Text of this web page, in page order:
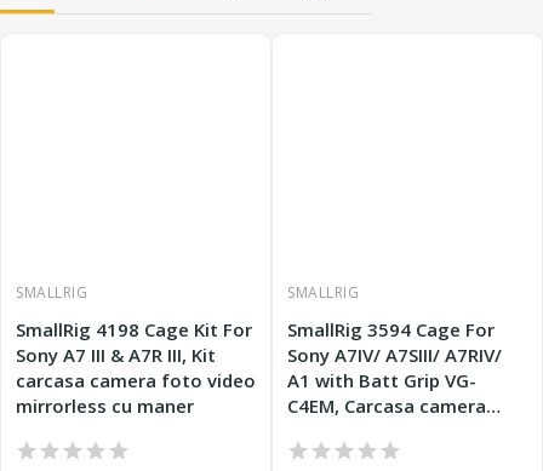
SMALLRIG
SmallRig 4198 Cage Kit For
Sony A7 III & A7R III, Kit
carcasa camera foto video
mirrorless cu maner
SMALLRIG
SmallRig 3594 Cage For
Sony A7IV/ A7SIII/ A7RIV/
A1 with Batt Grip VG-
C4EM, Carcasa camera